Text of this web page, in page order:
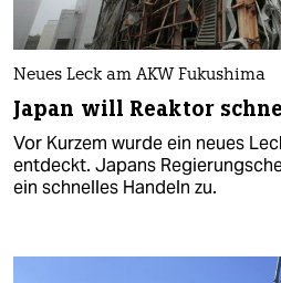
Neues Leck am AKW Fukushima
Japan will Reaktor
Vor Kurzem wurde ein neues
entdeckt. Japans
ein schnelles Handeln zu.